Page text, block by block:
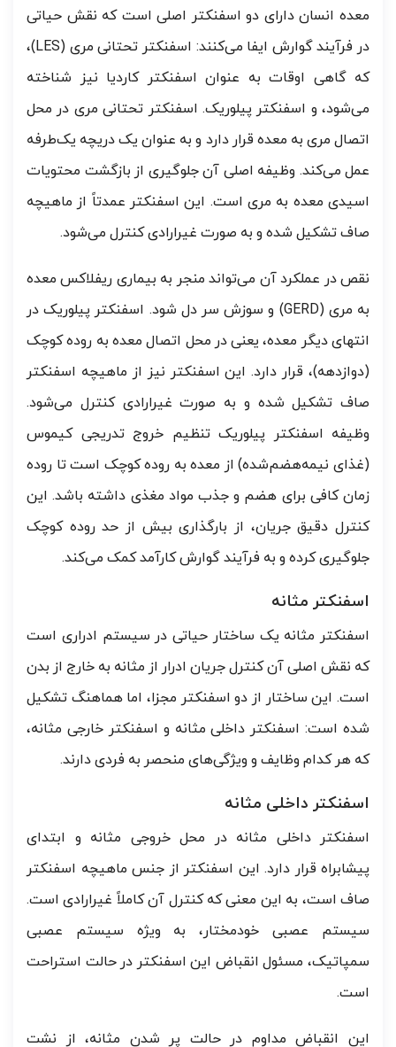
معده انسان دارای دو اسفنکتر اصلی است که نقش حیاتی
در فرآیند گوارش ایفا می‌کنند: اسفنکتر تحتانی مری (LES)،
که گاهی اوقات به عنوان اسفنکتر کاردیا نیز شناخته
می‌شود، و اسفنکتر پیلوریک. اسفنکتر تحتانی مری در محل
اتصال مری به معده قرار دارد و به عنوان یک دریچه یک‌طرفه
عمل می‌کند. وظیفه اصلی آن جلوگیری از بازگشت محتویات
اسیدی معده به مری است. این اسفنکتر عمدتاً از ماهیچه
صاف تشکیل شده و به صورت غیرارادی کنترل می‌شود.
نقص در عملکرد آن می‌تواند منجر به بیماری ریفلاکس معده
به مری (GERD) و سوزش سر دل شود. اسفنکتر پیلوریک در
انتهای دیگر معده، یعنی در محل اتصال معده به روده کوچک
(دوازدهه)، قرار دارد. این اسفنکتر نیز از ماهیچه اسفنکتر
صاف تشکیل شده و به صورت غیرارادی کنترل می‌شود.
وظیفه اسفنکتر پیلوریک تنظیم خروج تدریجی کیموس
(غذای نیمه‌هضم‌شده) از معده به روده کوچک است تا روده
زمان کافی برای هضم و جذب مواد مغذی داشته باشد. این
کنترل دقیق جریان، از بارگذاری بیش از حد روده کوچک
جلوگیری کرده و به فرآیند گوارش کارآمد کمک می‌کند.
اسفنکتر مثانه
اسفنکتر مثانه یک ساختار حیاتی در سیستم ادراری است
که نقش اصلی آن کنترل جریان ادرار از مثانه به خارج از بدن
است. این ساختار از دو اسفنکتر مجزا، اما هماهنگ تشکیل
شده است: اسفنکتر داخلی مثانه و اسفنکتر خارجی مثانه،
که هر کدام وظایف و ویژگی‌های منحصر به فردی دارند.
اسفنکتر داخلی مثانه
اسفنکتر داخلی مثانه در محل خروجی مثانه و ابتدای
پیشابراه قرار دارد. این اسفنکتر از جنس ماهیچه اسفنکتر
صاف است، به این معنی که کنترل آن کاملاً غیرارادی است.
سیستم عصبی خودمختار، به ویژه سیستم عصبی
سمپاتیک، مسئول انقباض این اسفنکتر در حالت استراحت
است.
این انقباض مداوم در حالت پر شدن مثانه، از نشت